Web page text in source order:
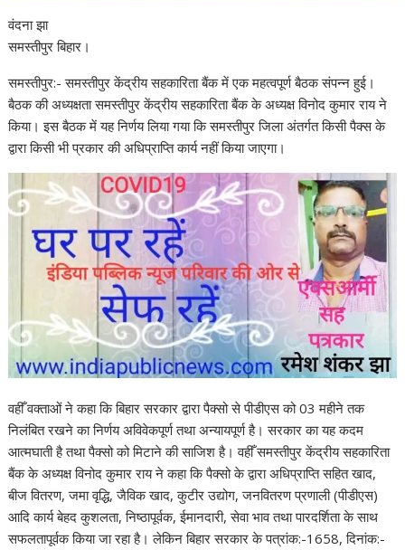
वंदना झा
समस्तीपुर बिहार।
समस्तीपुर:- समस्तीपुर केंद्रीय सहकारिता बैंक में एक महत्वपूर्ण बैठक संपन्न हुई।
बैठक की अध्यक्षता समस्तीपुर केंद्रीय सहकारिता बैंक के अध्यक्ष विनोद कुमार राय ने
किया। इस बैठक में यह निर्णय लिया गया कि समस्तीपुर जिला अंतर्गत किसी पैक्स के
द्वारा किसी भी प्रकार की अधिप्राप्ति कार्य नहीं किया जाएगा।
वहीँ वक्ताओं ने कहा कि बिहार सरकार द्वारा पैक्सो से पीडीएस को 03 महीने तक
निलंबित रखने का निर्णय अविवेकपूर्ण तथा अन्यायपूर्ण है। सरकार का यह कदम
आत्मघाती है तथा पैक्सो को मिटाने की साजिश है। वहीँ समस्तीपुर केंद्रीय सहकारिता
बैंक के अध्यक्ष विनोद कुमार राय ने कहा कि पैक्सो के द्वारा अधिप्राप्ति सहित खाद,
बीज वितरण, जमा वृद्धि, जैविक खाद, कुटीर उद्योग, जनवितरण प्रणाली (पीडीएस)
आदि कार्य बेहद कुशलता, निष्ठापूर्वक, ईमानदारी, सेवा भाव तथा पारदर्शिता के साथ
सफलतापूर्वक किया जा रहा है। लेकिन बिहार सरकार के पत्रांक:-1658, दिनांक:-